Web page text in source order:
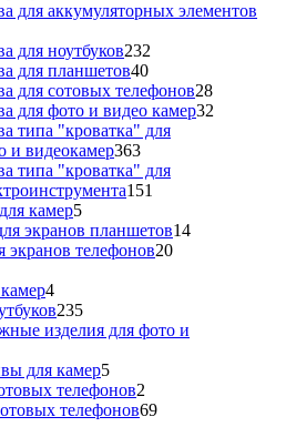
товаров
для аккумуляторных элементов
для ноутбуков232
для планшетов4040
товаров
для сотовых телефонов2828
товаров
для фото и видео камер32
типа "кроватка" для
и видеокамер363363
товара
типа "кроватка" для
151
камер55
товаров
экранов планшетов1414
экранов телефонов2020
44
товара
235235
товаров
изделия для фото и
для камер55
товаров
телефонов2
товара
телефонов6969